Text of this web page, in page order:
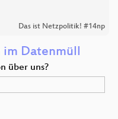
Das ist Netzpolitik! #14np
im Datenmüll
über uns?